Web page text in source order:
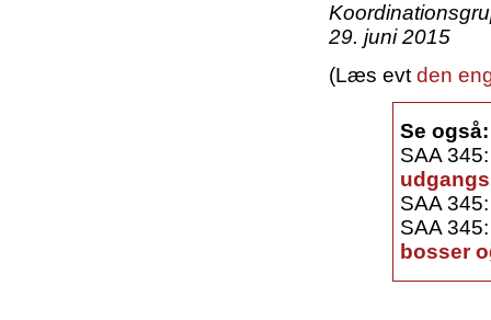
29. juni 2015
(Læs evt den
Se også:
SAA
SAA
SAA
bosser